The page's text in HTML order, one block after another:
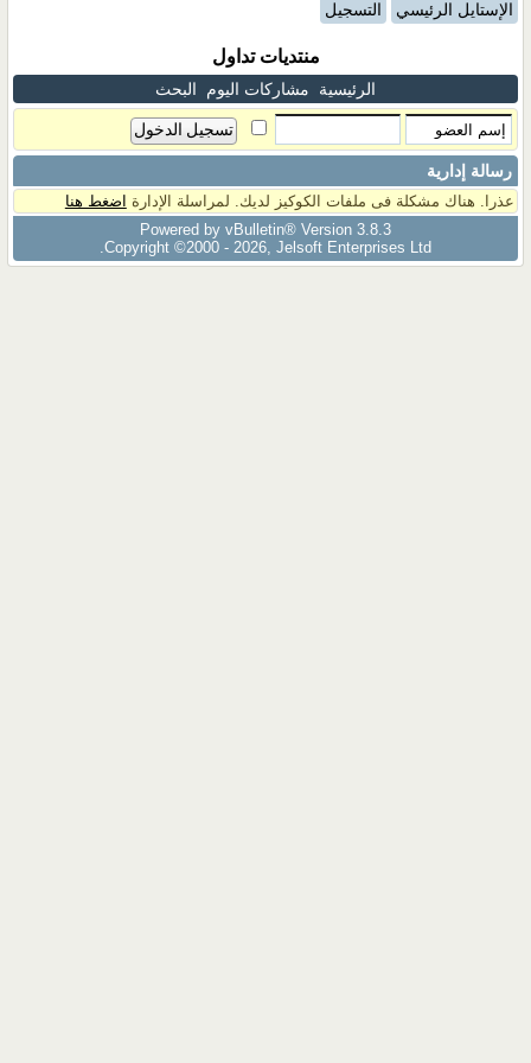
الإستايل الرئيسي التسجيل
منتديات تداول
الرئيسية مشاركات اليوم البحث
رسالة إدارية
عذرا. هناك مشكلة فى ملفات الكوكيز لديك. لمراسلة الإدارة اضغط هنا
Powered by vBulletin® Version 3.8.3
Copyright ©2000 - 2026, Jelsoft Enterprises Ltd.